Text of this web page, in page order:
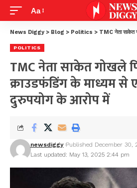
Aa
News Diggy > Blog > Politics > TMC नेता साकेत गोखले फिर
POLITICS
TMC नेता साकेत गोखले
क्राउडफंडिंग के माध्यम से
दुरुपयोग के आरोप में
Last updated: May 13, 2025 2:44 pm
newsdiggy Published December 30,